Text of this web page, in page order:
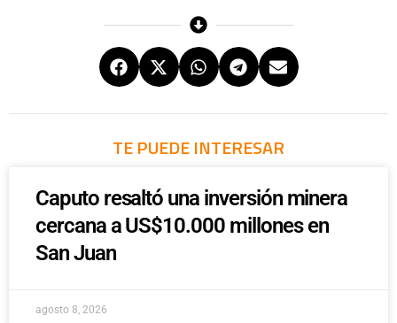
TE PUEDE INTERESAR
Caputo resaltó una inversión minera
cercana a US$10.000 millones en
San Juan
agosto 8, 2026